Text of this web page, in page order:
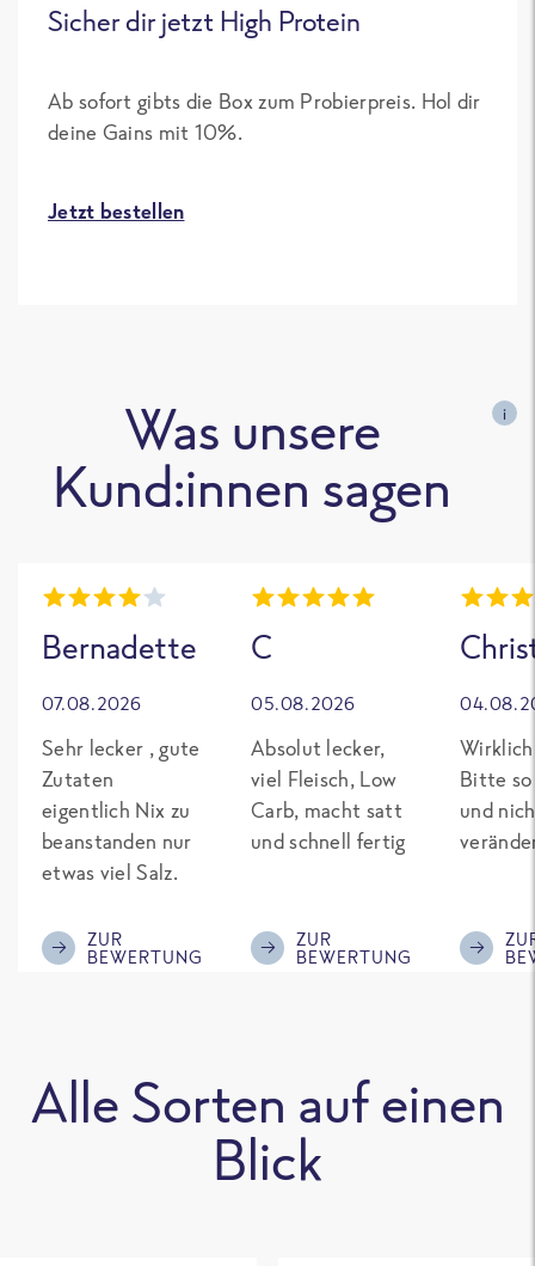
Sicher dir jetzt High Protein
Ab sofort gibts die Box zum Probierpreis. Hol dir
deine Gains mit 10%.
Jetzt bestellen
Was unsere
Kund:innen sagen
i
Bernadette
07.08.2026
Sehr lecker , gute
Zutaten
eigentlich Nix zu
beanstanden nur
etwas viel Salz.
ZUR
BEWERTUNG
C
05.08.2026
Absolut lecker,
viel Fleisch, Low
Carb, macht satt
und schnell fertig
ZUR
BEWERTUNG
Bitte so
und
Alle Sorten auf einen
Blick